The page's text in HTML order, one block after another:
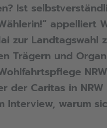
Ist
appelliert
zur
Trägern und
der Caritas in
warum